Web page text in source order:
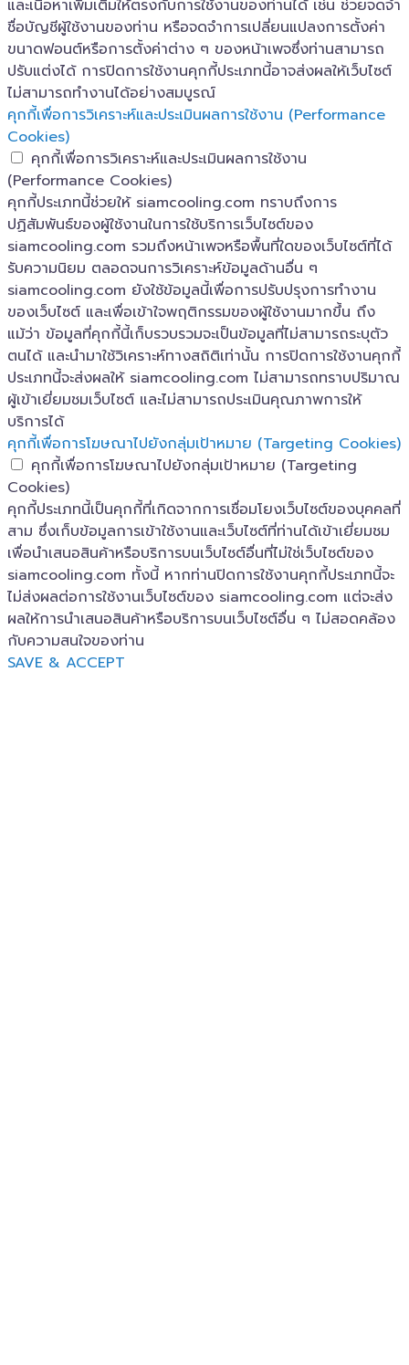
และเนื้อหาเพิ่มเติมให้ตรงกับการใช้งานของท่านได้ เช่น ช่วยจดจำ
ชื่อบัญชีผู้ใช้งานของท่าน หรือจดจำการเปลี่ยนแปลงการตั้งค่า
ขนาดฟอนต์หรือการตั้งค่าต่าง ๆ ของหน้าเพจซึ่งท่านสามารถ
ปรับแต่งได้ การปิดการใช้งานคุกกี้ประเภทนี้อาจส่งผลให้เว็บไซต์
ไม่สามารถทำงานได้อย่างสมบูรณ์
คุกกี้เพื่อการวิเคราะห์และประเมินผลการใช้งาน (Performance
Cookies)
คุกกี้เพื่อการวิเคราะห์และประเมินผลการใช้งาน
(Performance Cookies)
คุกกี้ประเภทนี้ช่วยให้ siamcooling.com ทราบถึงการ
ปฏิสัมพันธ์ของผู้ใช้งานในการใช้บริการเว็บไซต์ของ
siamcooling.com รวมถึงหน้าเพจหรือพื้นที่ใดของเว็บไซต์ที่ได้
รับความนิยม ตลอดจนการวิเคราะห์ข้อมูลด้านอื่น ๆ
siamcooling.com ยังใช้ข้อมูลนี้เพื่อการปรับปรุงการทำงาน
ของเว็บไซต์ และเพื่อเข้าใจพฤติกรรมของผู้ใช้งานมากขึ้น ถึง
แม้ว่า ข้อมูลที่คุกกี้นี้เก็บรวบรวมจะเป็นข้อมูลที่ไม่สามารถระบุตัว
ตนได้ และนำมาใช้วิเคราะห์ทางสถิติเท่านั้น การปิดการใช้งานคุกกี้
ประเภทนี้จะส่งผลให้ siamcooling.com ไม่สามารถทราบปริมาณ
ผู้เข้าเยี่ยมชมเว็บไซต์ และไม่สามารถประเมินคุณภาพการให้
บริการได้
คุกกี้เพื่อการโฆษณาไปยังกลุ่มเป้าหมาย (Targeting Cookies)
คุกกี้เพื่อการโฆษณาไปยังกลุ่มเป้าหมาย (Targeting
Cookies)
คุกกี้ประเภทนี้เป็นคุกกี้ที่เกิดจากการเชื่อมโยงเว็บไซต์ของบุคคลที่
สาม ซึ่งเก็บข้อมูลการเข้าใช้งานและเว็บไซต์ที่ท่านได้เข้าเยี่ยมชม
เพื่อนำเสนอสินค้าหรือบริการบนเว็บไซต์อื่นที่ไม่ใช่เว็บไซต์ของ
siamcooling.com ทั้งนี้ หากท่านปิดการใช้งานคุกกี้ประเภทนี้จะ
ไม่ส่งผลต่อการใช้งานเว็บไซต์ของ siamcooling.com แต่จะส่ง
ผลให้การนำเสนอสินค้าหรือบริการบนเว็บไซต์อื่น ๆ ไม่สอดคล้อง
กับความสนใจของท่าน
SAVE & ACCEPT